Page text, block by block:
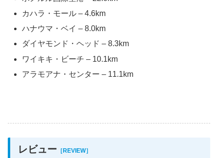
カハラ・モール – 4.6km
ハナウマ・ベイ – 8.0km
ダイヤモンド・ヘッド – 8.3km
ワイキキ・ビーチ – 10.1km
アラモアナ・センター – 11.1km
レビュー ［REVIEW］